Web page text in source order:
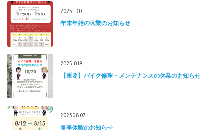
2025.11.30
年末年始の休業のお知らせ
2025.10.18
【重要】バイク修理・メンテナンスの休業のお知らせ
2025.08.07
夏季休暇のお知らせ